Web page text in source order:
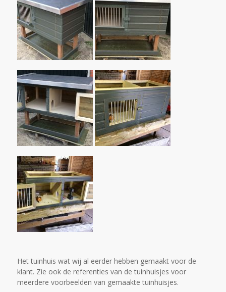
Het tuinhuis wat wij al eerder hebben gemaakt voor de
klant. Zie ook de referenties van de tuinhuisjes voor
meerdere voorbeelden van gemaakte tuinhuisjes.